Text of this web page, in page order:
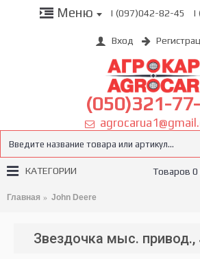
Меню | (097)042-82-45 |
Вход
(050)321-
Товаров 0
КАТЕГОРИИ
Главная John Deere
Звездочка мыс. привод.,